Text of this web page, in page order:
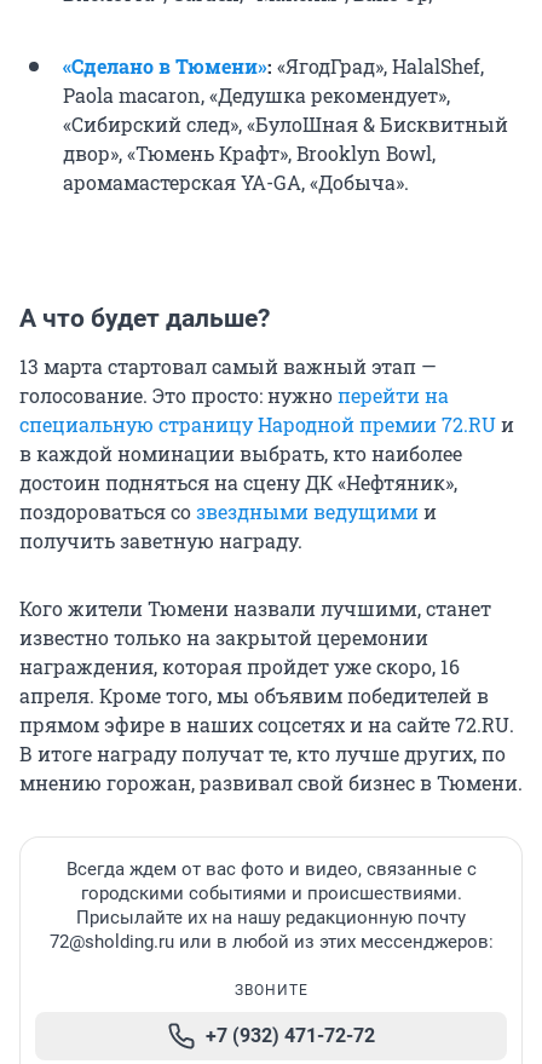
«Сделано в Тюмени»: «ЯгодГрад», HalalShef,
Paola macaron, «Дедушка рекомендует»,
«Сибирский след», «БулоШная & Бисквитный
двор», «Тюмень Крафт», Brooklyn Bowl,
аромамастерская YA-GA, «Добыча».
А что будет дальше?
13 марта стартовал самый важный этап —
голосование. Это просто: нужноперейти на
специальную страницу Народной премии 72.RUи
в каждой номинации выбрать, кто наиболее
достоин подняться на сцену ДК «Нефтяник»,
поздороваться созвездными ведущимии
получить заветную награду.
Кого жители Тюмени назвали лучшими, станет
известно только на закрытой церемонии
награждения, которая пройдет уже скоро, 16
апреля. Кроме того, мы объявим победителей в
прямом эфире в наших соцсетях и на сайте 72.RU.
В итоге награду получат те, кто лучше других, по
мнению горожан, развивал свой бизнес в Тюмени.
Всегда ждем от вас фото и видео, связанные с
городскими событиями и происшествиями.
Присылайте их на нашу редакционную почту
72@sholding.ru или в любой из этих мессенджеров:
ЗВОНИТЕ
+7 (932) 471-72-72